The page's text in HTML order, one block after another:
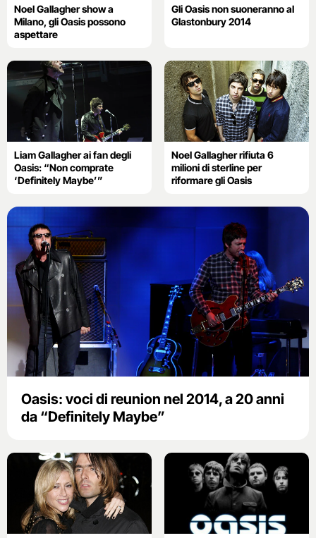
Noel Gallagher show a
Milano, gli Oasis possono
aspettare
Gli Oasis non suoneranno al
Glastonbury 2014
Liam Gallagher ai fan degli
Oasis: “Non comprate
‘Definitely Maybe’”
Noel Gallagher rifiuta 6
milioni di sterline per
riformare gli Oasis
Oasis: voci di reunion nel 2014, a 20 anni
da “Definitely Maybe”